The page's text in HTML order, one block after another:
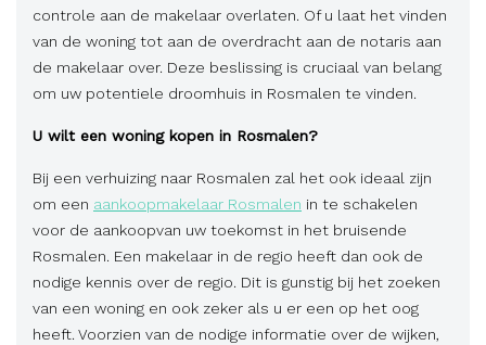
controle aan de makelaar overlaten. Of u laat het vinden
van de woning tot aan de overdracht aan de notaris aan
de makelaar over. Deze beslissing is cruciaal van belang
om uw potentiele droomhuis in Rosmalen te vinden.
U wilt een woning kopen in Rosmalen?
Bij een verhuizing naar Rosmalen zal het ook ideaal zijn
om een aankoopmakelaar Rosmalen in te schakelen
voor de aankoopvan uw toekomst in het bruisende
Rosmalen. Een makelaar in de regio heeft dan ook de
nodige kennis over de regio. Dit is gunstig bij het zoeken
van een woning en ook zeker als u er een op het oog
heeft. Voorzien van de nodige informatie over de wijken,